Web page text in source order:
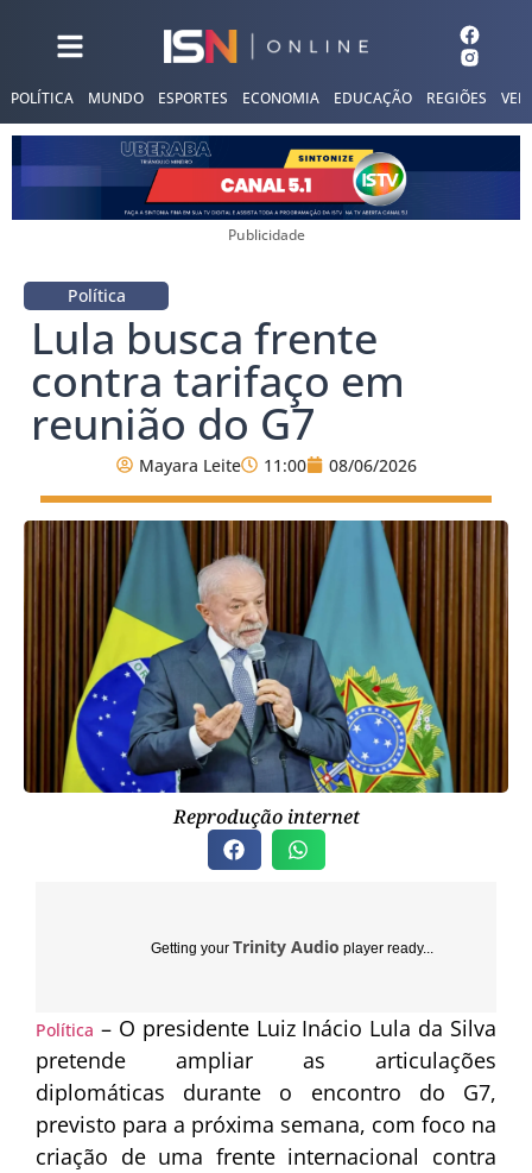
POLÍTICA MUNDO ESPORTES ECONOMIA EDUCAÇÃO REGIÕES
Publicidade
Política
Lula busca frente
contra tarifaço em
reunião do G7
Mayara Leite 11:00 08/06/2026
Reprodução internet
Getting your Trinity Audio player ready...
Política – O presidente Luiz Inácio Lula da Silva
pretende ampliar as articulações
diplomáticas durante o encontro do G7,
previsto para a próxima semana, com foco na
criação de uma frente internacional contra